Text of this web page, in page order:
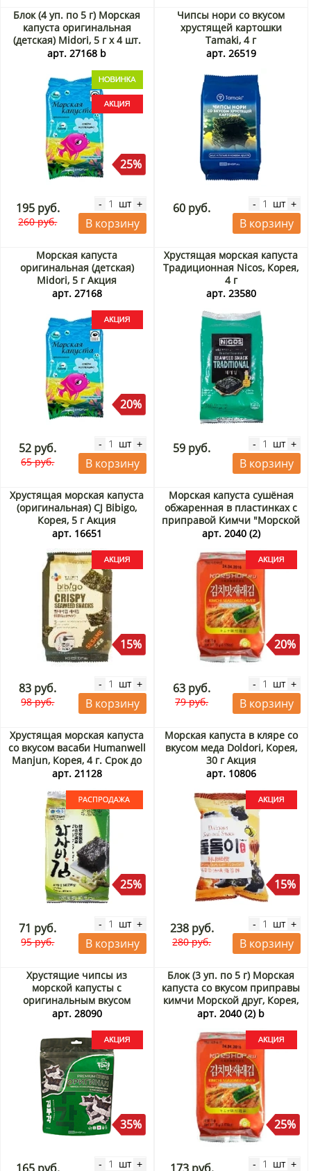
Блок (4 уп. по 5 г) Морская
капуста оригинальная
(детская) Midori, 5 г х 4 шт.
Акция
арт. 27168 b
25%
195 руб.
260 руб.
- шт +
В корзину
Чипсы нори со вкусом
хрустящей картошки
Tamaki, 4 г
арт. 26519
60 руб. - шт +
В корзину
Морская капуста
оригинальная (детская)
Midori, 5 г Акция
арт. 27168
20%
52 руб.
65 руб.
- шт +
В корзину
Хрустящая морская капуста
Традиционная Nicos, Корея,
4 г
арт. 23580
59 руб. - шт +
В корзину
Хрустящая морская капуста
(оригинальная) CJ Bibigo,
Корея, 5 г Акция
арт. 16651
15%
83 руб.
98 руб.
- шт +
В корзину
Морская капуста сушёная
обжаренная в пластинках с
приправой Кимчи "Морской
друг", Корея, 5 г Акция
арт. 2040 (2)
20%
63 руб.
79 руб.
- шт +
В корзину
Хрустящая морская капуста
со вкусом васаби Humanwell
Manjun, Корея, 4 г. Срок до
12.09.2026. Распродажа
арт. 21128
25%
71 руб.
95 руб.
- шт +
В корзину
Морская капуста в кляре со
вкусом меда Doldori, Корея,
30 г Акция
арт. 10806
15%
238 руб.
280 руб.
- шт +
В корзину
Хрустящие чипсы из
морской капусты с
оригинальным вкусом
Фурми Ким/ Furmi Kim,
арт. 28090
35%
- шт +
Блок (3 уп. по 5 г) Морская
капуста со вкусом приправы
кимчи Морской друг, Корея,
5 г х 3 шт. Акция
арт. 2040 (2) b
25%
- шт +